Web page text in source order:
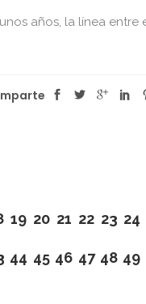
años, la línea entre
19 20 21 22 23 24
44 45 46 47 48 49